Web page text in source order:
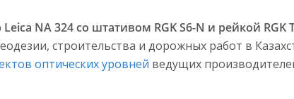
NA 324 со штативом RGK S6-N и рейкой RGK
строительства и дорожных работ в
оптических уровней ведущих